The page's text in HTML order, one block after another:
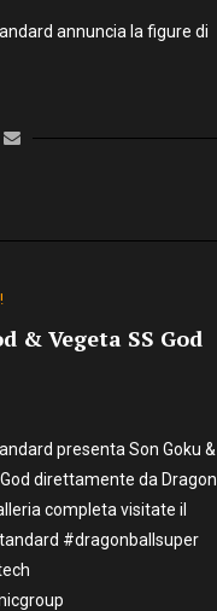
annuncia la figure di
& Vegeta SS God
presenta Son Goku &
direttamente da Dragon
completa visitate il
#dragonballsuper